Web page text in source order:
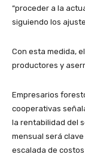
“proceder a la
siguiendo los
Con esta medida,
productores y
Empresarios
cooperativas
la rentabilidad del
mensual será
escalada de costos